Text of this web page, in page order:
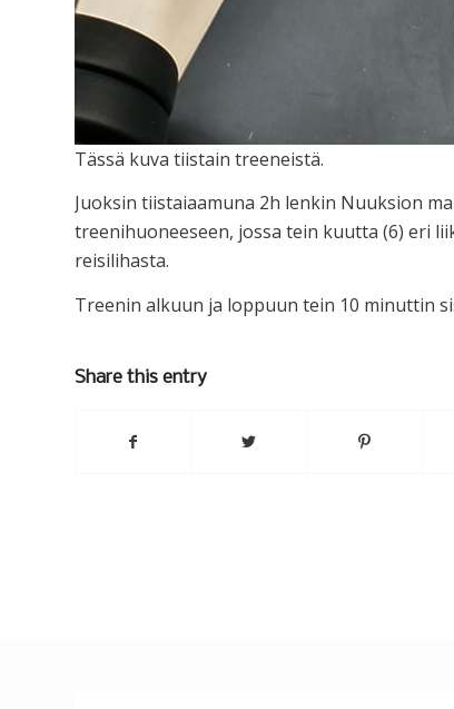
Tässä kuva tiistain treeneistä.
Juoksin tiistaiaamuna 2h lenkin Nuuksion
treenihuoneeseen, jossa tein kuutta (6) eri
reisilihasta.
Treenin alkuun ja loppuun tein 10 minuttin
Share this entry